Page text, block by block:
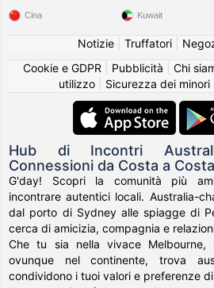
Cina Kuwait
Notizie| Truffatori|
Cookie e GDPR
Pubblicità Chi
utilizzo| Sicurezza dei minori|
Hub di Incontri
Connessioni da Costa a Costa
G'day! Scopri la comunità più
incontrare autentici locali. Australia-
dal porto di Sydney alle spiagge di
cerca di amicizia, compagnia e
Che tu sia nella vivace Melbourne,
ovunque nel continente, trova
condividono i tuoi valori e preferenze